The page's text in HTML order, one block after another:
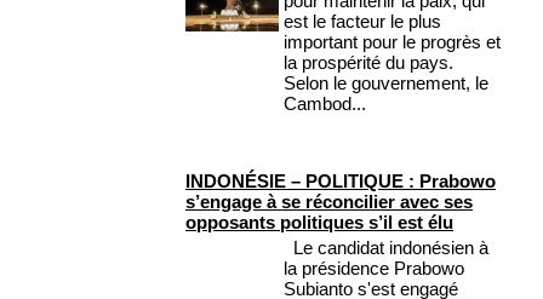
est le facteur le plus
important pour le progrès et
la prospérité du pays.
Selon le gouvernement, le
Cambod...
INDONÉSIE – POLITIQUE : Prabowo
s’engage à se réconcilier avec ses
opposants politiques s’il est élu
Le candidat indonésien à
la présidence Prabowo
Subianto s'est engagé